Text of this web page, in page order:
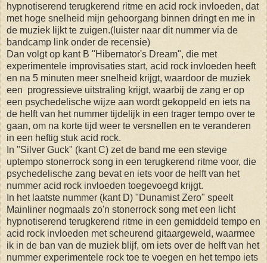
hypnotiserend terugkerend ritme en acid rock invloeden, dat
met hoge snelheid mijn gehoorgang binnen dringt en me in
de muziek lijkt te zuigen.(luister naar dit nummer via de
bandcamp link onder de recensie)
Dan volgt op kant B "Hibernator's Dream", die met
experimentele improvisaties start, acid rock invloeden heeft
en na 5 minuten meer snelheid krijgt, waardoor de muziek
een progressieve uitstraling krijgt, waarbij de zang er op
een psychedelische wijze aan wordt gekoppeld en iets na
de helft van het nummer tijdelijk in een trager tempo over te
gaan, om na korte tijd weer te versnellen en te veranderen
in een heftig stuk acid rock.
In "Silver Guck" (kant C) zet de band me een stevige
uptempo stonerrock song in een terugkerend ritme voor, die
psychedelische zang bevat en iets voor de helft van het
nummer acid rock invloeden toegevoegd krijgt.
In het laatste nummer (kant D) "Dunamist Zero" speelt
Mainliner nogmaals zo'n stonerrock song met een licht
hypnotiserend terugkerend ritme in een gemiddeld tempo en
acid rock invloeden met scheurend gitaargeweld, waarmee
ik in de ban van de muziek blijf, om iets over de helft van het
nummer experimentele rock toe te voegen en het tempo iets